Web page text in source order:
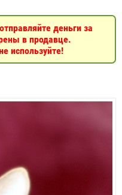
деньги за
в продавце.
используйте!